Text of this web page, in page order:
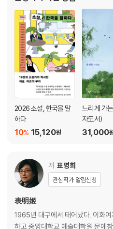
2026 소설, 한국을 말
하다
15,120원
10%
느리게 가
자도서)
31,000
저 표명희
관심작가 알림신청
表明姬
1965년 대구에서 태어났다. 이화
하고 중앙대학교 예술대학원 문예